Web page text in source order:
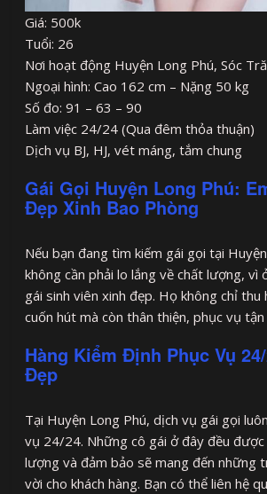
Giá: 500k
Tuổi: 26
Nơi hoạt động Huyện Long Phú, Sóc
Ngoại hình: Cao 162 cm – Nặng 50 kg
Số đo: 91 – 63 – 90
Làm việc 24/24 (Qua đêm thỏa thuận)
Dịch vụ BJ, HJ, vét máng, tắm chung
Gái Gọi Huyện Long Phú:
Đẹp Xinh Bao Phòng
Nếu bạn đang tìm kiếm gái gọi tại
không cần phải lo lắng về chất lượng, vì
gái sinh viên xinh đẹp. Họ không chỉ thu
cuốn hút mà còn thân thiện, phục vụ
Hàng Kiểm Định Phục Vụ
Đẹp
Tại Huyện Long Phú, dịch vụ gái gọi
vụ 24/24. Những cô gái ở đây đều
lượng và đảm bảo sẽ mang đến những
vời cho khách hàng. Bạn có thể liên hệ